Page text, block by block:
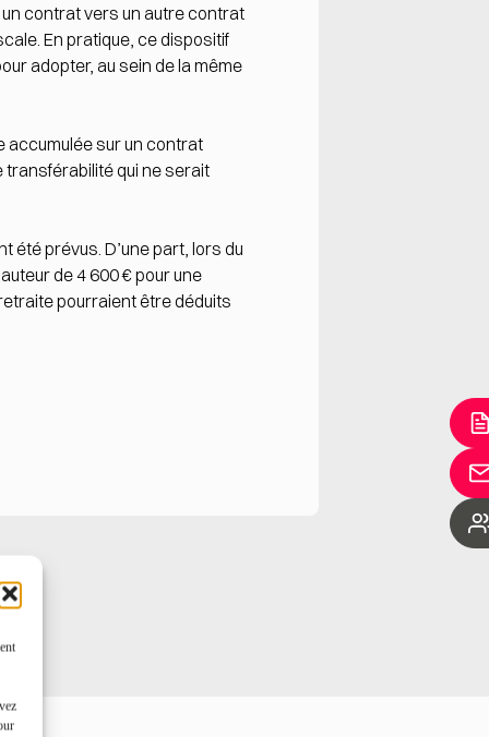
contrat vers un autre contrat
En pratique, ce dispositif
adopter, au sein de la même
accumulée sur un contrat
transférabilité qui ne serait
prévus. D’une part, lors du
de 4 600 € pour une
pourraient être déduits